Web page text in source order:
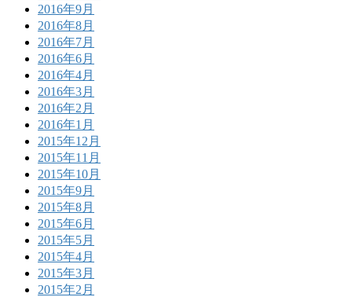
2016年9月
2016年8月
2016年7月
2016年6月
2016年4月
2016年3月
2016年2月
2016年1月
2015年12月
2015年11月
2015年10月
2015年9月
2015年8月
2015年6月
2015年5月
2015年4月
2015年3月
2015年2月